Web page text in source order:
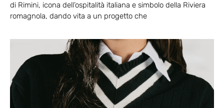
di Rimini, icona dell’ospitalità italiana e simbolo della Riviera
romagnola, dando vita a un progetto che